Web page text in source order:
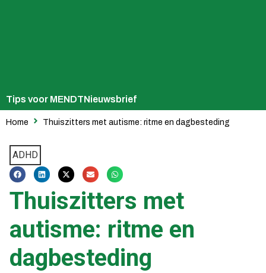
Tips voor MENDTNieuwsbrief
Home Thuiszitters met autisme: ritme en dagbesteding
ADHD
Thuiszitters met
autisme: ritme en
dagbesteding